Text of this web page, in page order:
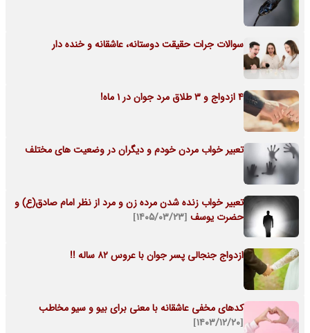
سوالات جرات حقیقت دوستانه، عاشقانه و خنده دار
4 ازدواج و 3 طلاق مرد جوان در 1 ماه!
تعبیر خواب مردن خودم و دیگران در وضعیت های مختلف
تعبیر خواب زنده شدن مرده زن و مرد از نظر امام صادق(ع) و
حضرت یوسف [۱۴۰۵/۰۳/۲۳]
ازدواج جنجالی پسر جوان با عروس 82 ساله !!
کدهای مخفی عاشقانه با معنی برای بیو و سیو مخاطب
[۱۴۰۳/۱۲/۲۰]